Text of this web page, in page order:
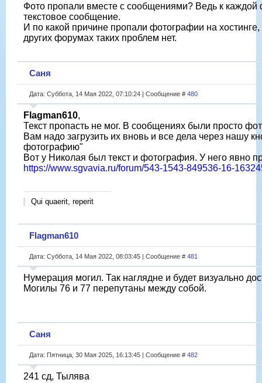
Фото пропали вместе с сообщениями? Ведь к
текстовое сообщение.
И по какой причине пропали фотографии на
других форумах таких проблем нет.
Саня
Дата: Суббота, 14 Мая 2022, 07:10:24 | Сообщение # 480
Flagman610,
Текст пропасть не мог. В сообщениях были просто
Вам надо загрузить их вновь и все дела через нашу
фотографию"
Вот у Николая был текст и фотография. У него явно
https://www.sgvavia.ru/forum/543-1543-849536-16-
Qui quaerit, reperit
Flagman610
Дата: Суббота, 14 Мая 2022, 08:03:45 | Сообщение # 481
Нумерация могил. Так наглядне и будет визуально
Могилы 76 и 77 перепутаны между собой.
Саня
Дата: Пятница, 30 Мая 2025, 16:13:45 | Сообщение # 482
241 сд, Тылява